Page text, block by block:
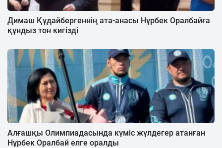
Димаш Құдайбергеннің ата-анасы Нұрбек Оралбайға
құндыз тон кигізді
Алғашқы Олимпиадасында күміс жүлдегер атанған
Нұрбек Оралбай елге оралды